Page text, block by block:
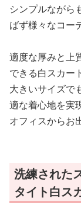
シンプルながら
ばず様々なコー
適度な厚みと上
できる白スカー
大きいサイズで
適な着心地を実
オフィスからお
洗練された
タイト白ス